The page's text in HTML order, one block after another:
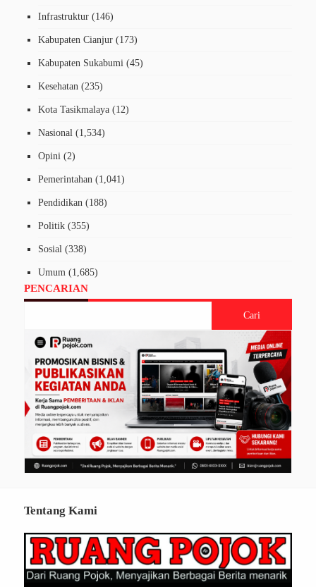
Infrastruktur (146)
Kabupaten Cianjur (173)
Kabupaten Sukabumi (45)
Kesehatan (235)
Kota Tasikmalaya (12)
Nasional (1,534)
Opini (2)
Pemerintahan (1,041)
Pendidikan (188)
Politik (355)
Sosial (338)
Umum (1,685)
PENCARIAN
Tentang Kami